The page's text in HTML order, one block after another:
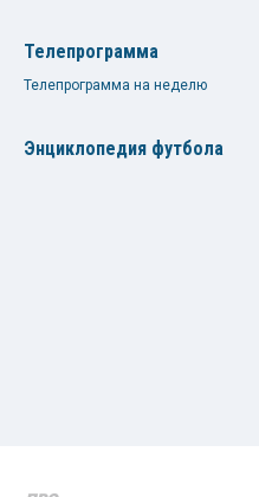
Телепрограмма
Телепрограмма на неделю
Энциклопедия футбола